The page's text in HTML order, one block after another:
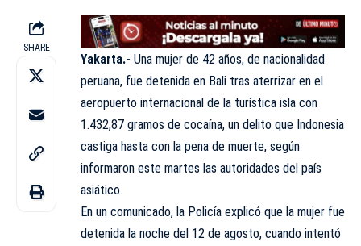
SHARE
Yakarta.- Una mujer de 42 años, de nacionalidad
peruana, fue detenida en Bali tras aterrizar en el
aeropuerto internacional de la turística isla con
1.432,87 gramos de cocaína, un delito que Indonesia
castiga hasta con la pena de muerte, según
informaron este martes las autoridades del país
asiático.
En un comunicado, la Policía explicó que la mujer fue
detenida la noche del 12 de agosto, cuando intentó